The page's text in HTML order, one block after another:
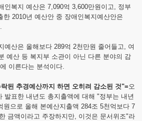
인복지 예산은 7,090억 3,600만원이고, 정부
한 2010년 예산안 중 장애인복지예산안은
예산은 올해보다 289억 2천만원 줄어들고, 여
예산 등 복지부 소관이 아닌 다른 분야의 감
이른다는 분석이다.
된 추경예산까지 하면 오히려 감소된 것"=오
발표한 내년도 총지출액에 대해 "정부는 내년
원으로 올해 본예산지출액 284조 5천억보다 7
금액이라고 주장하지만, 이것은 문서위조"라